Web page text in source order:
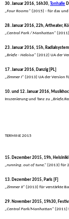
30. Januar 2016, 16h30, Tonhalle
„Four Rooms“ (2015) - für das und
28. Januar 2016, 22h, Artheater,
„Central Park / Manhattan“
23. Januar 2016, 15h, Radialsystem,
„Briefe - Heloisa“ (2012) UA der
17. Januar 2016, Danzig [PL]
„Zimmer I“ (2013) UA der Version
10. und 12. Januar 2016,
Inszenierung und Tanz zu
TERMINE 2015
15. Dezember 2015, 19h, Helsiniki
„running. out of tune.“ (2013) für 2
13. Dezember 2015, Paris [F]
„Zimmer II“ (2013) für verstärkte
29. November 2015, 19h30,
„Central Park/Manhattan“ (2011)